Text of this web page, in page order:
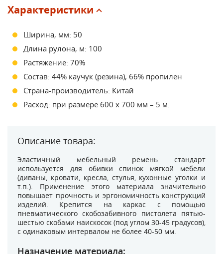
Характеристики
Ширина, мм: 50
Длина рулона, м: 100
Растяжение: 70%
Состав: 44% каучук (резина), 66% пропилен
Страна-производитель: Китай
Расход: при размере 600 х 700 мм – 5 м.
Описание товара:
Эластичный мебельный ремень стандарт
используется для обивки спинок мягкой мебели
(диваны, кровати, кресла, стулья, кухонные уголки и
т.п.). Применение этого материала значительно
повышает прочность и эргономичность конструкций
изделий. Крепится на каркас с помощью
пневматического скобозабивного пистолета пятью-
шестью скобами наискосок (под углом 30-45 градусов),
с одинаковым интервалом не более 40-50 мм.
Назначение материала: